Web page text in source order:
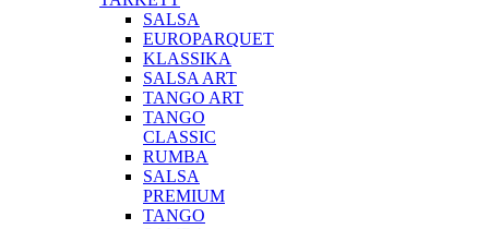
SALSA
EUROPARQUET
KLASSIKA
SALSA ART
TANGO ART
TANGO
CLASSIC
RUMBA
SALSA
PREMIUM
TANGO